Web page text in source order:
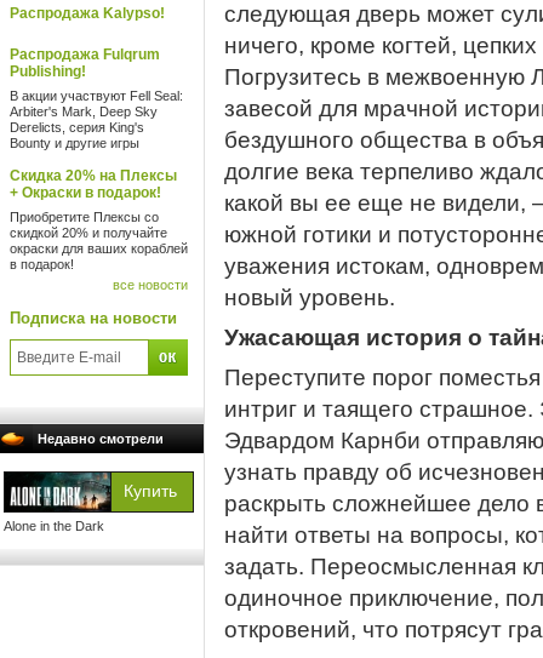
Распродажа Kalypso!
Распродажа Fulqrum
Publishing!
В акции участвуют Fell Seal:
Arbiter's Mark, Deep Sky
Derelicts, серия King's
Bounty и другие игры
Скидка 20% на Плексы
+ Окраски в подарок!
Приобретите Плексы со
скидкой 20% и получайте
окраски для ваших кораблей
в подарок!
все новости
Подписка на новости
Недавно смотрели
Alone in the Dark
следующая дверь может
ничего, кроме когтей,
Погрузитесь в межвоенную
завесой для мрачной
бездушного общества в
долгие века терпеливо
какой вы ее еще не видели,
южной готики и
уважения истокам,
новый уровень.
Ужасающая история о
Переступите порог
интриг и таящего
Эдвардом Карнби
узнать правду об
раскрыть сложнейшее дело
найти ответы на вопросы,
задать. Переосмысленная
одиночное приключение,
откровений, что потрясут